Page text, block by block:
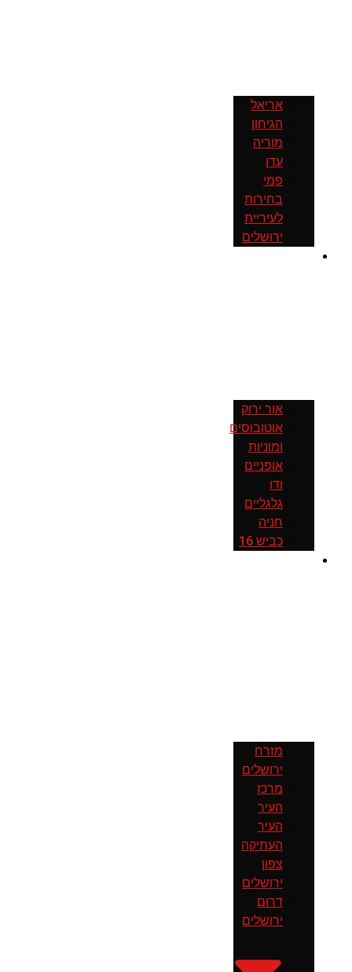
אריאל
הגיחון
מוריה
עדן
פמי
בחירות
לעיריית
ירושלים
אור ירוק
אוטובוסים
ומוניות
אופניים
ודו
גלגליים
חניה
כביש 16
מזרח
ירושלים
מרכז
העיר
העיר
העתיקה
צפון
ירושלים
דרום
ירושלים